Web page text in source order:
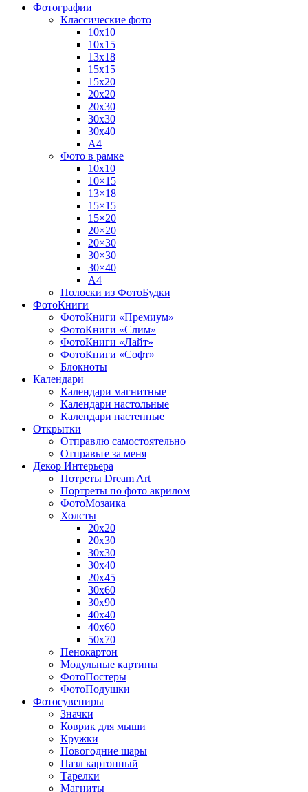
Фотографии
Классические фото
10х10
10х15
13х18
15х15
15х20
20х20
20х30
30х30
30х40
А4
Фото в рамке
10х10
10×15
13×18
15×15
15×20
20×20
20×30
30×30
30×40
A4
Полоски из ФотоБудки
ФотоКниги
ФотоКниги «Премиум»
ФотоКниги «Слим»
ФотоКниги «Лайт»
ФотоКниги «Софт»
Блокноты
Календари
Календари магнитные
Календари настольные
Календари настенные
Открытки
Отправлю самостоятельно
Отправьте за меня
Декор Интерьера
Потреты Dream Art
Портреты по фото акрилом
ФотоМозаика
Холсты
20х20
20х30
30х30
30х40
20х45
30х60
30х90
40х40
40х60
50х70
Пенокартон
Модульные картины
ФотоПостеры
ФотоПодушки
Фотоcувениры
Значки
Коврик для мыши
Кружки
Новогодние шары
Пазл картонный
Тарелки
Магниты